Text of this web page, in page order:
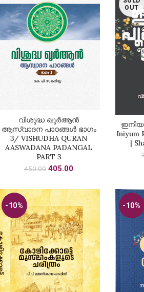
ADD TO CART
വിശുദ്ധ ഖുർആൻ
ആസ്വാദന പാഠങ്ങൾ ഭാഗം
3/ VISHUDHA QURAN
AASWADANA PADANGAL
PART 3
450.00 Original
was:
₹450.00.
405.00Current
is:
₹405.00.
OUT
Iniyum
|
-10% -10%